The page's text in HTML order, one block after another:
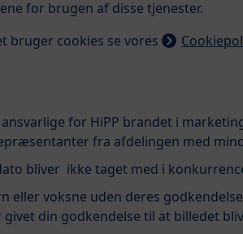
for brugen af disse tjenester.
bruger cookies se vores
for HiPP brandet i
fra afdelingen med
bliver ikke taget med i
eller voksne uden deres
din godkendelse til at billedet